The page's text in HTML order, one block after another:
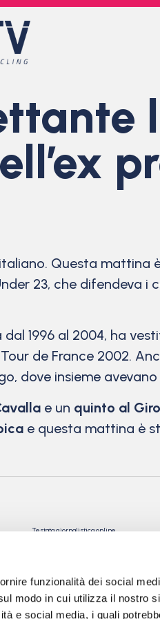
funzionalità dei social
modo in cui utilizza il nostro
e social media, i quali
Questa mattina
23, che difendeva
1996 al 2004, ha
de France 2002.
dove insieme avevano
e un quinto al
e questa mattina è
Testata giornalistica online
Direttore Responsabile: Giorgio Torre
Tev snc di Torre Giorgio e Villa
C.